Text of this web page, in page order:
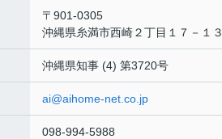
〒901-0305
沖縄県糸満市西崎２丁目１７－１３
沖縄県知事 (4) 第3720号
ai@aihome-net.co.jp
098-994-5988